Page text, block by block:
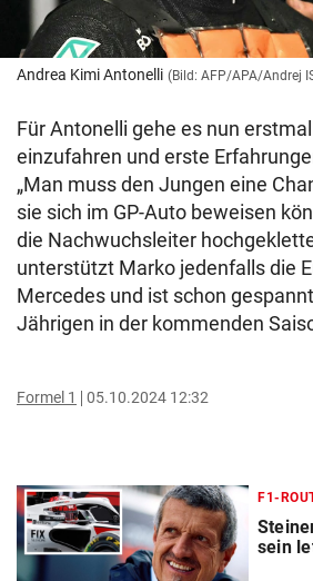
Andrea Kimi Antonelli (Bild: AFP/APA/Andrej
Für Antonelli gehe es nun
einzufahren und erste
„Man muss den Jungen eine
sie sich im GP-Auto beweisen
die Nachwuchsleiter
unterstützt Marko jedenfalls die
Mercedes und ist schon
Jährigen in der kommenden
Formel 1 05.10.2024 12:32
F1-
sein